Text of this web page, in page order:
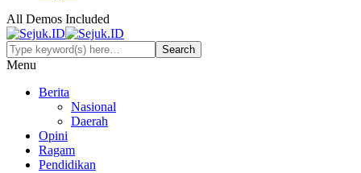
All Demos Included
Menu
Berita
Nasional
Daerah
Opini
Ragam
Pendidikan